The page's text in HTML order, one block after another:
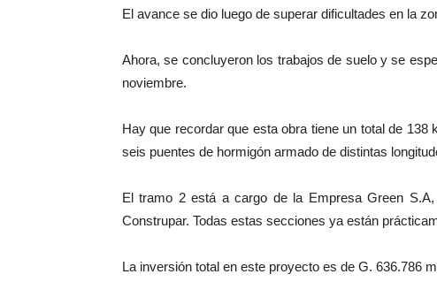
El avance se dio luego de superar dificultades en la
Ahora, se concluyeron los trabajos de suelo y se
noviembre.
Hay que recordar que esta obra tiene un total de
seis puentes de hormigón armado de distintas
El tramo 2 está a cargo de la Empresa Green
Construpar. Todas estas secciones ya están
La inversión total en este proyecto es de G. 636.786